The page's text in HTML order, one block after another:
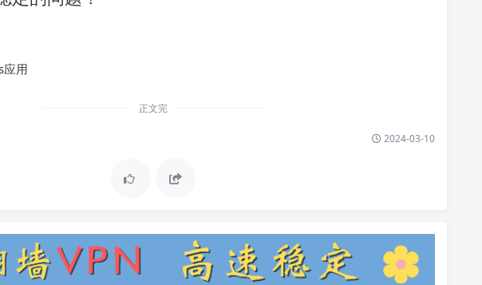
用
正文完
2024-03-10